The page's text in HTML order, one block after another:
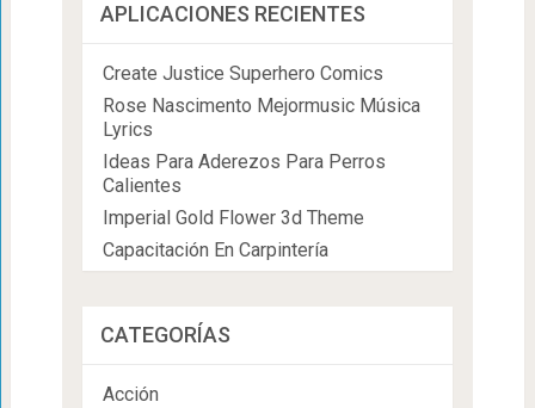
APLICACIONES RECIENTES
Create Justice Superhero Comics
Rose Nascimento Mejormusic Música
Lyrics
Ideas Para Aderezos Para Perros
Calientes
Imperial Gold Flower 3d Theme
Capacitación En Carpintería
CATEGORÍAS
Acción